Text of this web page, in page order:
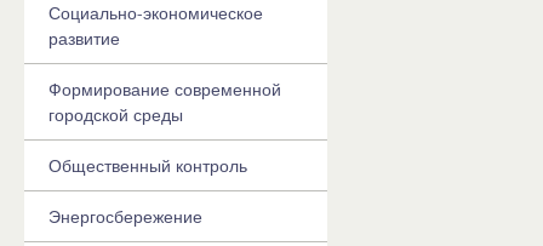
Социально-экономическое
развитие
Формирование современной
городской среды
Общественный контроль
Энергосбережение